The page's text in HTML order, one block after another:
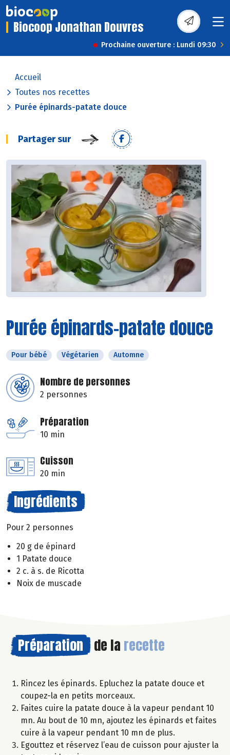
Biocoop Jonathan Douvres
Prochaine ouverture : Lundi 09:30
Accueil
Toutes nos recettes
Purée épinards-patate douce
Partager sur
Purée épinards-patate douce
Pour bébé Végétarien Automne
Nombre de personnes
2 personnes
Préparation
10 min
Cuisson
20 min
Ingrédients
Pour 2 personnes
20 g de épinard
1 Patate douce
2 c. à s. de Ricotta
Noix de muscade
Préparation de la recette
Rincez les épinards. Epluchez la patate douce et
coupez-la en petits morceaux.
Faites cuire la patate douce à la vapeur pendant 10
mn. Au bout de 10 mn, ajoutez les épinards et faites
cuire à la vapeur pendant 10 mn de plus.
Egouttez et réservez l’eau de cuisson pour ajuster la